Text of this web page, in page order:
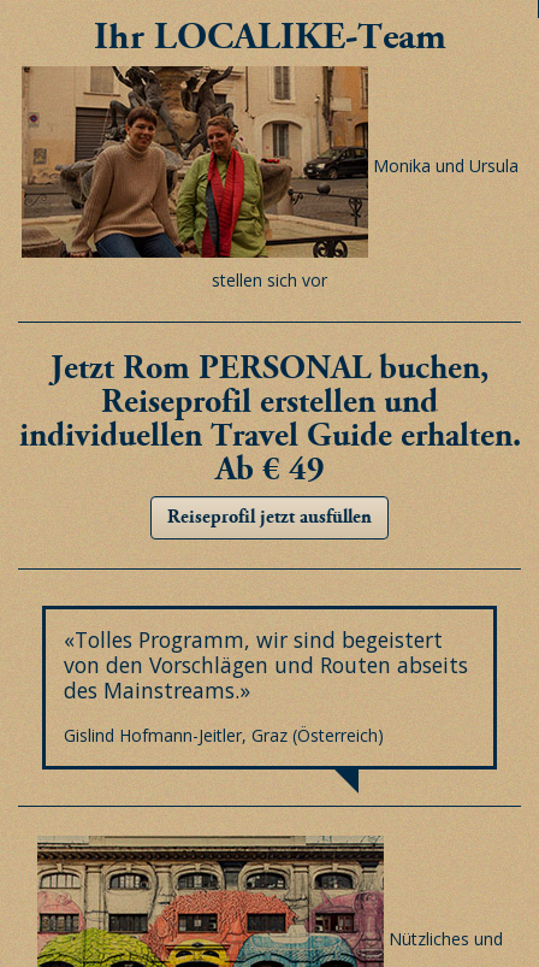
Ihr LOCALIKE-Team
Monika und Ursula
stellen sich vor
Jetzt Rom PERSONAL buchen,
Reiseprofil erstellen und
individuellen Travel Guide erhalten.
Ab € 49
Reiseprofil jetzt ausfüllen
«Tolles Programm, wir sind begeistert
von den Vorschlägen und Routen abseits
des Mainstreams.»
Gislind Hofmann-Jeitler, Graz (Österreich)
Nützliches und